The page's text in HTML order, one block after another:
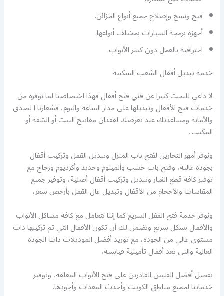
فتح ونسخ وإصلاح جميع أنواع الخزائن.
أجهزة برمجة السيارات بمختلف أنواعها.
احترافية بالعمل دون كسر الأبواب.
خدمة تبديل أقفال الشعب السكنية
لا داعي للبحث كثيرا عن فني فتح أقفال فهذا اختصاصنا لما نوفره من
خدمات فتح الأقفال وتبديلها على مدار الساعة واليوم، فشعارنا ا لصدق
والأمانة ومساعدتك عند تعرضك لفقدان مفاتيح البيت أو الشقة أو
المكتب،
ونوفر أمهر النجارين لفتح باب المنزل وتبديل القفل وتركيب أقفال
بجودة عالية، وفتح باب خشب وألمينوم وحديد وأكرديوم وزجاج مع
توفير كافة قطع الغيار وتبديل وتركيب أقفال أصلية، وتوفير جميع
المقاسات والأحجام من الأقفال وتبديل غال القفل بأرخص سعر،
ونوفر خدمة فتح القفل السريع كما إننا نتعامل مع كافة مشاكل الأبواب
والأقفال بشكل سريع ونضمن لك أن تكون الأقفال التي تم تركيبها ذات
مستوى عالي من الجودة، مع توريد أفضل الموديلات ذات الجودة
العالية والتي تعد أقفال تأمينية قياسية،
بفضل أفضل الفنيين القادرين على فتح الأبواب المغلقة، وتوفير
خدماتنا لجميع مناطق الكويت وأحدث المعدات وأجودها.